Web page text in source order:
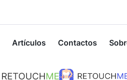
Artículos Contactos